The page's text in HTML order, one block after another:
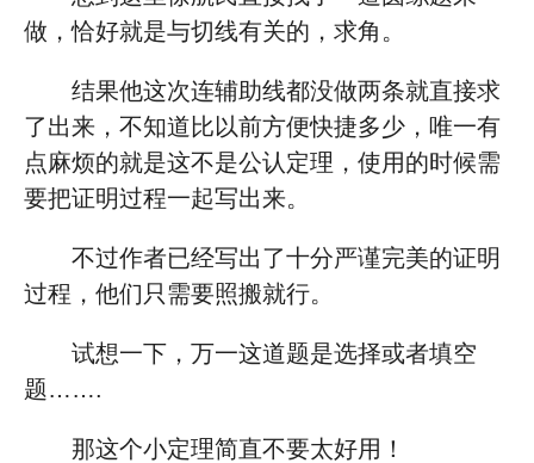
做，恰好就是与切线有关的，求角。
结果他这次连辅助线都没做两条就直接求
了出来，不知道比以前方便快捷多少，唯一有
点麻烦的就是这不是公认定理，使用的时候需
要把证明过程一起写出来。
不过作者已经写出了十分严谨完美的证明
过程，他们只需要照搬就行。
试想一下，万一这道题是选择或者填空
题…….
那这个小定理简直不要太好用！